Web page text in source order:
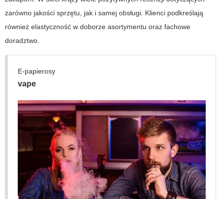
zarówno jakości sprzętu, jak i samej obsługi. Klienci podkreślają
również elastyczność w doborze asortymentu oraz fachowe
doradztwo.
E-papierosy
vape